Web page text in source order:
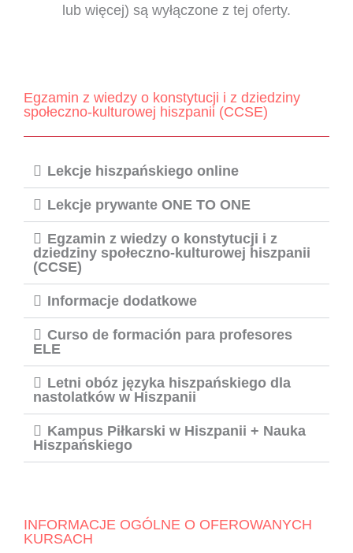
lub więcej) są wyłączone z tej oferty.
Egzamin z wiedzy o konstytucji i z dziedziny
społeczno-kulturowej hiszpanii (CCSE)
Lekcje hiszpańskiego online
Lekcje prywante ONE TO ONE
Egzamin z wiedzy o konstytucji i z
dziedziny społeczno-kulturowej hiszpanii
(CCSE)
Informacje dodatkowe
Curso de formación para profesores
ELE
Letni obóz języka hiszpańskiego dla
nastolatków w Hiszpanii
Kampus Piłkarski w Hiszpanii + Nauka
Hiszpańskiego
INFORMACJE OGÓLNE O OFEROWANYCH
KURSACH